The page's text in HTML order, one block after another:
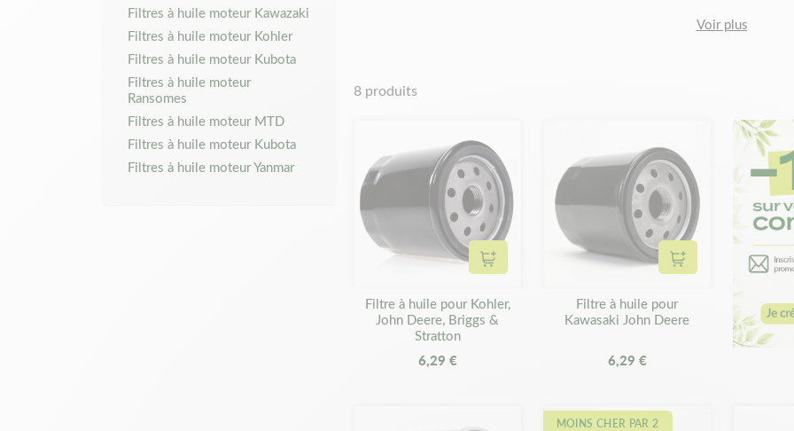
Filtres à huile moteur Kawazaki
Filtres à huile moteur Kohler
Filtres à huile moteur Kubota
Filtres à huile moteur
Ransomes
Filtres à huile moteur MTD
Filtres à huile moteur Kubota
Filtres à huile moteur Yanmar
huile. Ce dernier tient un rôle essentiel dans le bon fonctionnement et la
en papier, il suffit de l’insérer dans son contenu. Par ailleurs, n’oubliez pas
pièce ainsi que le numéro de série de votre moteur. Profitez des
Matijardin Bénéficiez des pièces de rechange de qualité pour reprendre au
vert. Vous découvrirez sur Matijardin, les meilleurs filtres à huile destinés
vous aurez l’embarra du choix parmi les multiples références que nous
la pièce adéquate, ensuite envoyez la commande sans tarder. Nous vous
passez la commande avant 13 heures, votre produit sera expédié le soir
Voir plus
8 produits
Ajouter au panier
Filtre à huile pour Kohler,
John Deere, Briggs &
Stratton
6,29 €
Ajouter au panier
Filtre à huile pour
Kawasaki John Deere
6,29 €
MOINS CHER PAR 2